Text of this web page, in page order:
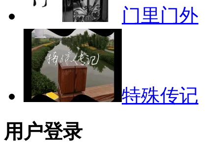
门里门外
特殊传记
用户登录